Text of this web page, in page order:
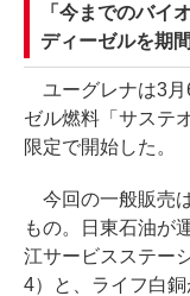
「今までのバイ
ディーゼルを期
ユーグレナは3月
ゼル燃料「サステ
限定で開始した。
今回の一般販売
もの。日東石油が
江サービスステー
4）と、ライフ白銅